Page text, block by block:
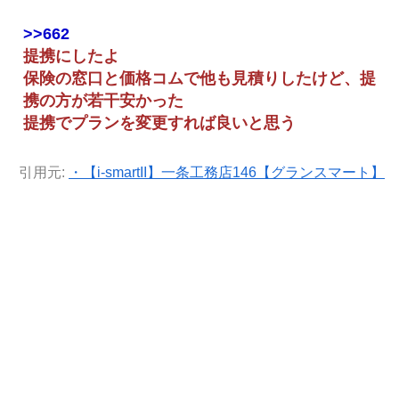
>>662
提携にしたよ
保険の窓口と価格コムで他も見積りしたけど、提
携の方が若干安かった
提携でプランを変更すれば良いと思う
引用元: ・【i-smartII】一条工務店146【グランスマート】